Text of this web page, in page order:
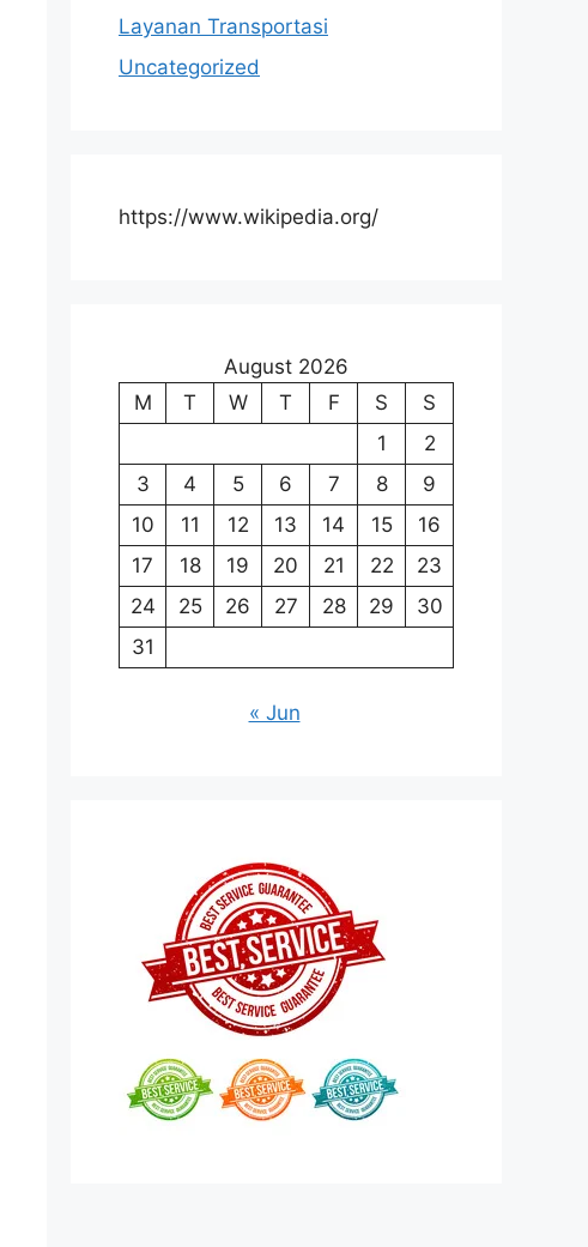
Layanan Transportasi
Uncategorized
https://www.wikipedia.org/
August 2026
M
T W T F S
S
1
2
3
4 5 6 7 8
9
10
11 12 13 14 15
16
17
18 19 20 21 22
23
24
25 26 27 28 29
30
31
« Jun